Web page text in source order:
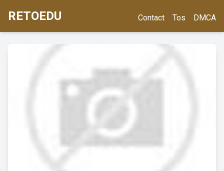
RETOEDU Contact Tos DMCA